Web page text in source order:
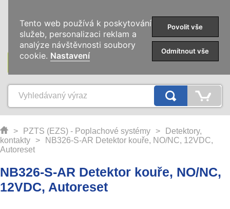
KATEGORIE
> PZTS (EZS) - Poplachové systémy >
Detektory,
kontakty
>
NB326-S-AR Detektor kouře, NO/NC, 12VDC,
Autoreset
NB326-S-AR Detektor kouře, NO/NC,
12VDC, Autoreset
Tento web používá k poskytování
služeb, personalizaci reklam a
analýze návštěvnosti soubory
cookie. Nastavení
Povolit vše
Odmítnout vše